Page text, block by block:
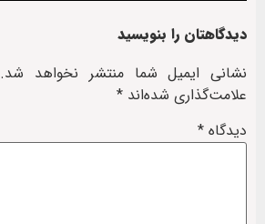
دیدگاهتان را بنویسید
نشانی ایمیل شما منتشر نخواهد شد.
علامت‌گذاری شده‌اند *
دیدگاه *